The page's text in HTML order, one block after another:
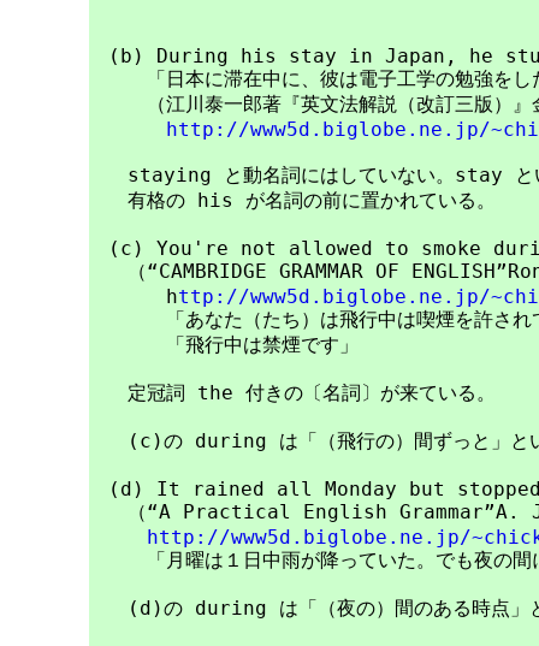
(b) During his stay in Japan, he
「日本に滞在中に、彼は電子工学の勉強をし
（江川泰一郎著『英文法解説（改訂三版）』
http://www5d.biglobe.ne.jp/
staying と動名詞にはしていない。stay とい
有格の his が名詞の前に置かれている。
(c) You're not allowed to smoke
（“CAMBRIDGE GRAMMAR OF
http://www5d.biglobe.ne.jp/
「あなた（たち）は飛行中は喫煙を許され
「飛行中は禁煙です」
定冠詞 the 付きの〔名詞〕が来ている。
(c)の during は「（飛行の）間ずっと」とい
(d) It rained all Monday but
（“A Practical English Grammar”A.
http://www5d.biglobe.ne.jp/
「月曜は１日中雨が降っていた。でも夜の間
(d)の during は「（夜の）間のある時点」と